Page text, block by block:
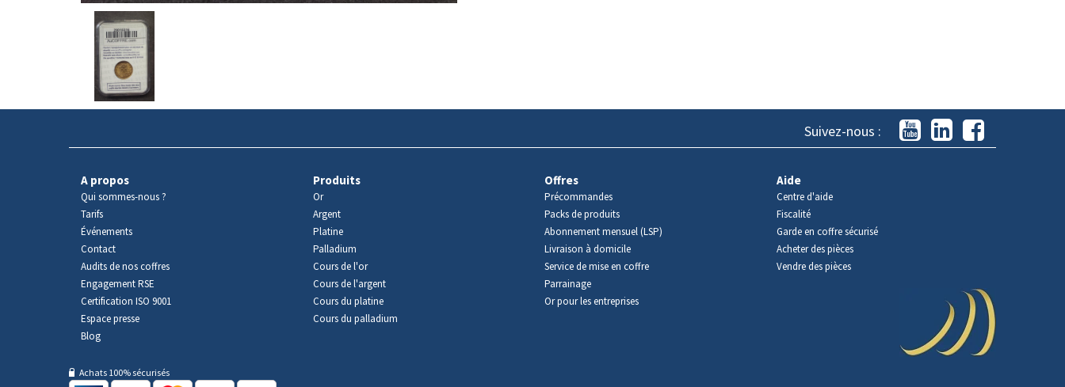
Avers
produit
Suivez-nous :
A propos
Qui sommes-nous ?
Tarifs
Événements
Contact
Audits de nos coffres
Engagement RSE
Certification ISO 9001
Espace presse
Blog
Produits
Or
Argent
Platine
Palladium
Cours de l'or
Cours de l'argent
Cours du platine
Cours du palladium
Offres
Précommandes
Packs de produits
Abonnement mensuel (LSP)
Livraison à domicile
Service de mise en coffre
Parrainage
Or pour les entreprises
Aide
Centre d'aide
Fiscalité
Garde en coffre sécurisé
Acheter des pièces
Vendre des pièces
Achats 100% sécurisés